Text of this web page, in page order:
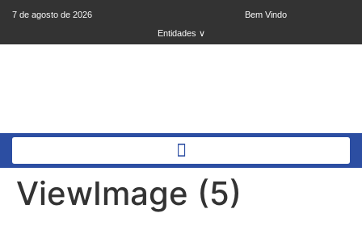
7 de agosto de 2026
Bem Vindo
Entidades ∨
ViewImage (5)